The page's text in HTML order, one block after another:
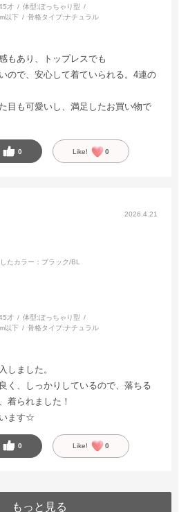
才 体型:ぽっちゃり型
以下 骨格タイプ:ナチュラル
もあり、トップレスでも
ので、安心して着ていられる。4連の
目も可愛いし、満足したお買い物で
0 Like! 0
2026.4.21
たカラー：ブラック/BL
才 体型:ぽっちゃり型
以下 骨格タイプ:ナチュラル
しました。
く、しっかりしているので、落ちる
着られました！
ます☆
0 Like! 0
もっと見る